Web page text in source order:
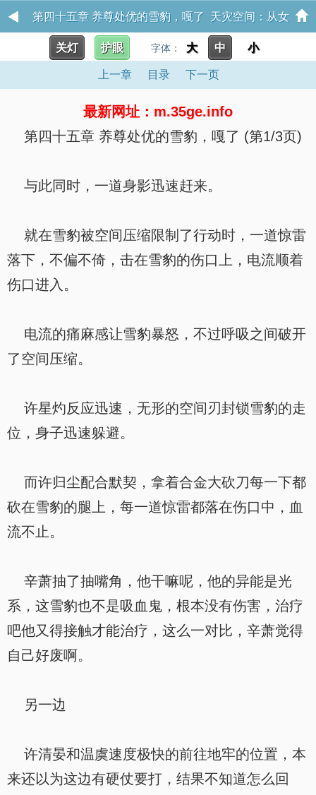
第四十五章 养尊处优的雪豹，嘎了 天灾空间：从女
配到末世主宰
关灯 护眼 字体： 大 中 小
上一章 目录 下一页
最新网址：m.35ge.info
第四十五章 养尊处优的雪豹，嘎了 (第1/3页)
与此同时，一道身影迅速赶来。
就在雪豹被空间压缩限制了行动时，一道惊雷
落下，不偏不倚，击在雪豹的伤口上，电流顺着
伤口进入。
电流的痛麻感让雪豹暴怒，不过呼吸之间破开
了空间压缩。
许星灼反应迅速，无形的空间刃封锁雪豹的走
位，身子迅速躲避。
而许归尘配合默契，拿着合金大砍刀每一下都
砍在雪豹的腿上，每一道惊雷都落在伤口中，血
流不止。
辛萧抽了抽嘴角，他干嘛呢，他的异能是光
系，这雪豹也不是吸血鬼，根本没有伤害，治疗
吧他又得接触才能治疗，这么一对比，辛萧觉得
自己好废啊。
另一边
许清晏和温虞速度极快的前往地牢的位置，本
来还以为这边有硬仗要打，结果不知道怎么回